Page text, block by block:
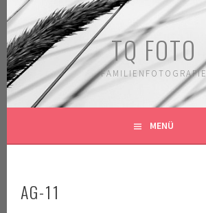
Springe
zum
Inhalt
TQ FOTO
FAMILIENFOTOGRAFIE
MENÜ
AG-11